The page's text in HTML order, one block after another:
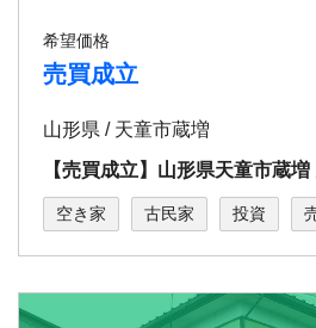
希望価格
売買成立
山形県 / 天童市蔵増
【売買成立】山形県天童市蔵増
空き家 古民家 投資